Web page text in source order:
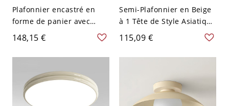
Plafonnier encastré en
forme de panier avec
verre coupé Tiffany, 3
ampoules, beige, avec
cabochons en pierres
148,15 €
Semi-Plafonnier en Beige
à 1 Tête de Style Asiatique
Plafonnier Encastré en
Forme de Chapeau avec
Abat-Jour en Rotin de
115,09 €